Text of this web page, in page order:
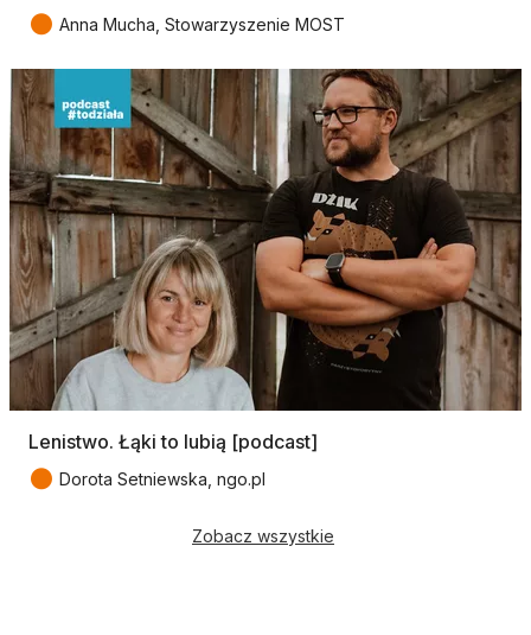
● Anna Mucha, Stowarzyszenie MOST
Lenistwo. Łąki to lubią [podcast]
● Dorota Setniewska, ngo.pl
Zobacz wszystkie